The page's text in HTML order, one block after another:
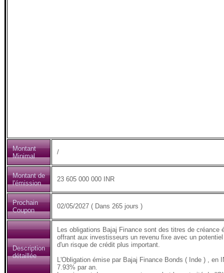
Montant
Minimal
/
Montant de
l'émission
23 605 000 000 INR
Prochain
Coupon
02/05/2027 ( Dans 265 jours )
Description
détaillée
Les obligations Bajaj Finance sont des titres de
offrant aux investisseurs un revenu fixe avec un
d'un risque de crédit plus important.
L'Obligation émise par Bajaj Finance Bonds ( Inde ) ,
7.93% par an.